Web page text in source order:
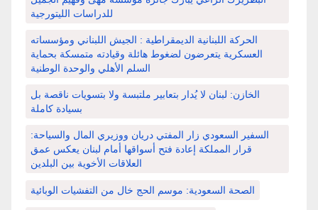
للدراسات الليتورجية
الحركة اللبنانية الديمقراطية : الجيش اللبناني ومؤسساته
العسكرية يتعرضون لضغوط هائلة وقيادته متمسكة بحماية
السلم الأهلي والوحدة الوطنية
الخازن: لبنان لا يُدار بتعابير ملتبسة ولا بتسويات ناقصة بل
بسيادة كاملة
السفير السعودي زار المفتي دريان ووزيري المال والسياحة:
قرار المملكة إعادة فتح أسواقها أمام لبنان يعكس عمق
العلاقات الأخوية بين البلدين
الصحة السعودية: موسم الحج خال من التفشيات الوبائية